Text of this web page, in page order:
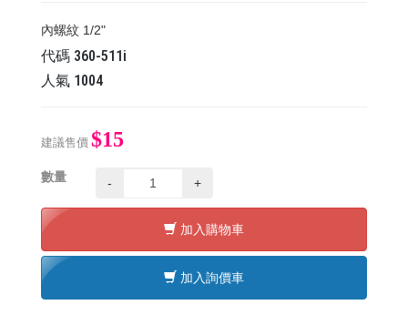
內螺紋 1/2"
代碼 360-511i
人氣 1004
建議售價 $15
數量 - +
加入購物車
加入詢價車